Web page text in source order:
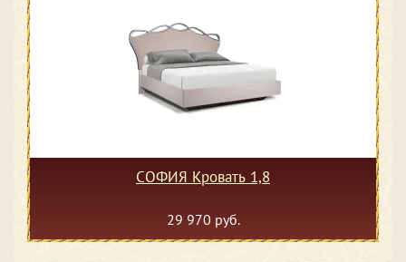
СОФИЯ Кровать 1,8
29 970 руб.